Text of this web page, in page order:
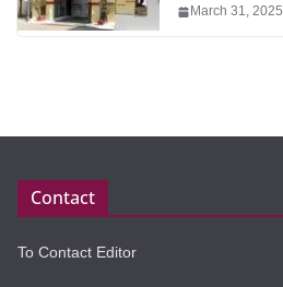
March 31, 2025
Contact
To Contact Editor